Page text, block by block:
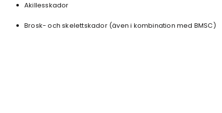
Akillesskador
Brosk- och skelettskador (även i kombination med BMSC)